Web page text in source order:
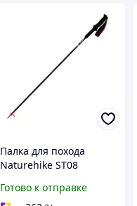
Палка для похода
Naturehike ST08
бордовая расцветка
Готово к отправке